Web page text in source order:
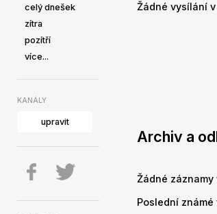
celý dnešek
zítra
pozítří
více...
KANÁLY
upravit
Žádné vysílání
Archiv a
Žádné záznamy
Poslední